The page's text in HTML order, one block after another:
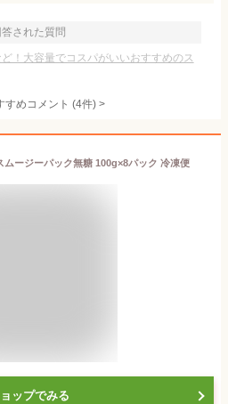
答された質問
！大容量でコスパがいいおすすめのス
すめコメント (4件) >
ムージーパック無糖 100g×8パック 冷凍便
ップでみる